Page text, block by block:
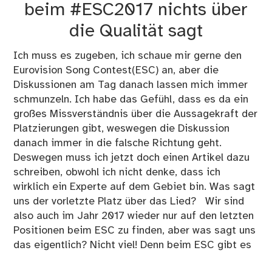
beim #ESC2017 nichts über
die Qualität sagt
Ich muss es zugeben, ich schaue mir gerne den
Eurovision Song Contest(ESC) an, aber die
Diskussionen am Tag danach lassen mich immer
schmunzeln. Ich habe das Gefühl, dass es da ein
großes Missverständnis über die Aussagekraft der
Platzierungen gibt, weswegen die Diskussion
danach immer in die falsche Richtung geht.
Deswegen muss ich jetzt doch einen Artikel dazu
schreiben, obwohl ich nicht denke, dass ich
wirklich ein Experte auf dem Gebiet bin. Was sagt
uns der vorletzte Platz über das Lied? Wir sind
also auch im Jahr 2017 wieder nur auf den letzten
Positionen beim ESC zu finden, aber was sagt uns
das eigentlich? Nicht viel! Denn beim ESC gibt es